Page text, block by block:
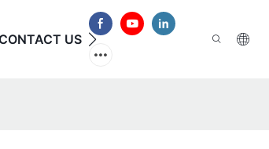
US FAQ